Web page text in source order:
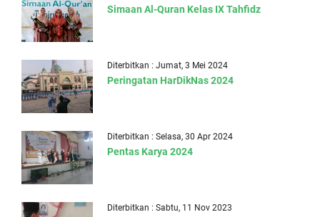
Simaan Al-Quran Kelas IX Tahfidz
Diterbitkan : Jumat, 3 Mei 2024
Peringatan HarDikNas 2024
Diterbitkan : Selasa, 30 Apr 2024
Pentas Karya 2024
Diterbitkan : Sabtu, 11 Nov 2023